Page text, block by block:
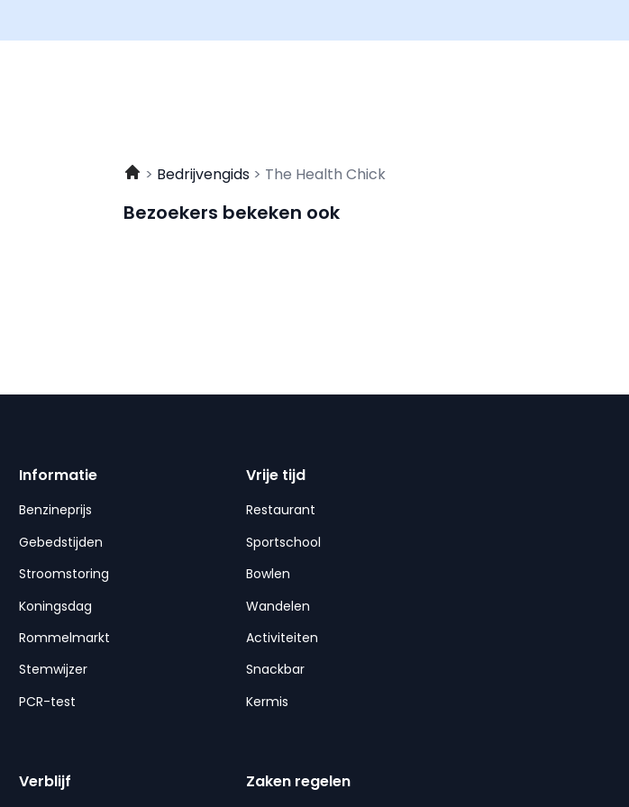
Bedrijvengids The Health Chick
Bezoekers bekeken ook
Informatie
Benzineprijs
Gebedstijden
Stroomstoring
Koningsdag
Rommelmarkt
Stemwijzer
PCR-test
Vrije tijd
Restaurant
Sportschool
Bowlen
Wandelen
Activiteiten
Snackbar
Kermis
Verblijf Zaken regelen